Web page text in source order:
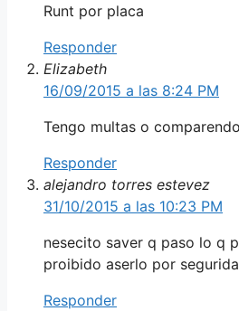
Runt por placa
Responder
Elizabeth
16/09/2015 a las 8:24 PM
Tengo multas o comparendo
Responder
alejandro torres estevez
31/10/2015 a las 10:23 PM
nesecito saver q paso lo q
proibido aserlo por
Responder